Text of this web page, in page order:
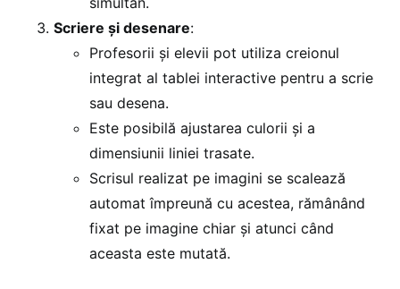
Scriere și desenare:
Profesorii și elevii pot utiliza creionul
integrat al tablei interactive pentru a scrie
sau desena.
Este posibilă ajustarea culorii și a
dimensiunii liniei trasate.
Scrisul realizat pe imagini se scalează
automat împreună cu acestea, rămânând
fixat pe imagine chiar și atunci când
aceasta este mutată.